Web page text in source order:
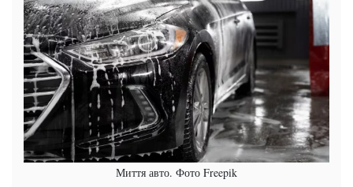
Миття авто. Фото Freepik